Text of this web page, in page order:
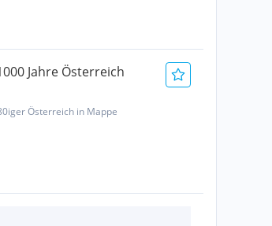
Jahre Österreich
Österreich in Mappe